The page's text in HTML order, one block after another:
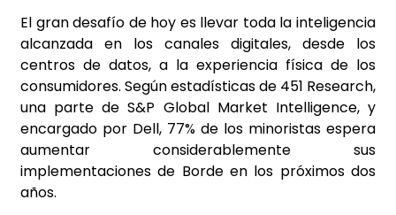
El gran desafío de hoy es llevar toda la inteligencia
alcanzada en los canales digitales, desde los
centros de datos, a la experiencia física de los
consumidores. Según estadísticas de 451 Research,
una parte de S&P Global Market Intelligence, y
encargado por Dell, 77% de los minoristas espera
aumentar considerablemente sus
implementaciones de Borde en los próximos dos
años.